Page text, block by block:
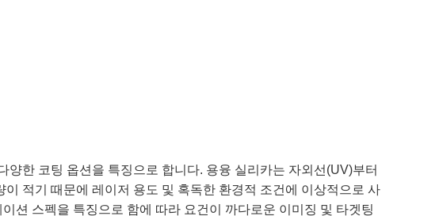
한 코팅 옵션을 특징으로 합니다. 용융 실리카는 자외선(UV)부터
적기 때문에 레이저 용도 및 혹독한 환경적 조건에 이상적으로 사
션 스펙을 특징으로 함에 따라 요건이 까다로운 이미징 및 타겟팅